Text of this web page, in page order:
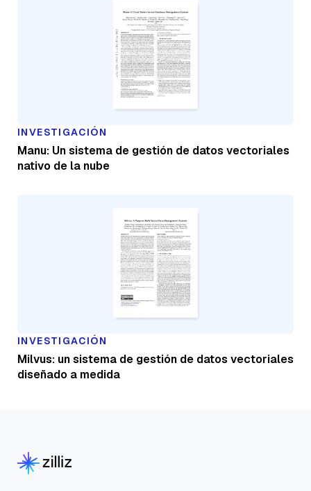
INVESTIGACIÓN
Manu: Un sistema de gestión de datos vectoriales
nativo de la nube
INVESTIGACIÓN
Milvus: un sistema de gestión de datos vectoriales
diseñado a medida